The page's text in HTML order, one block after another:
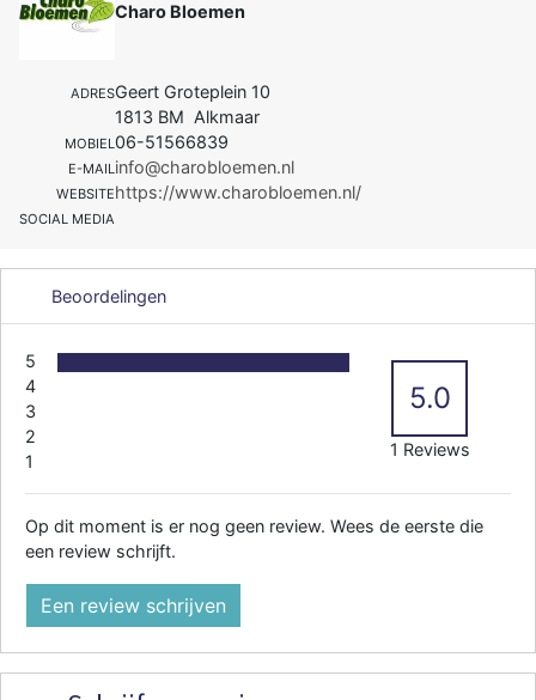
Charo Bloemen
ADRESGeert Groteplein 10
1813 BM Alkmaar
MOBIEL06-51566839
E-MAILinfo@charobloemen.nl
WEBSITEhttps://www.charobloemen.nl/
SOCIAL MEDIA
Beoordelingen
5
4
3
2
1
5.0
1 Reviews
Op dit moment is er nog geen review. Wees de eerste die
een review schrijft.
Een review schrijven